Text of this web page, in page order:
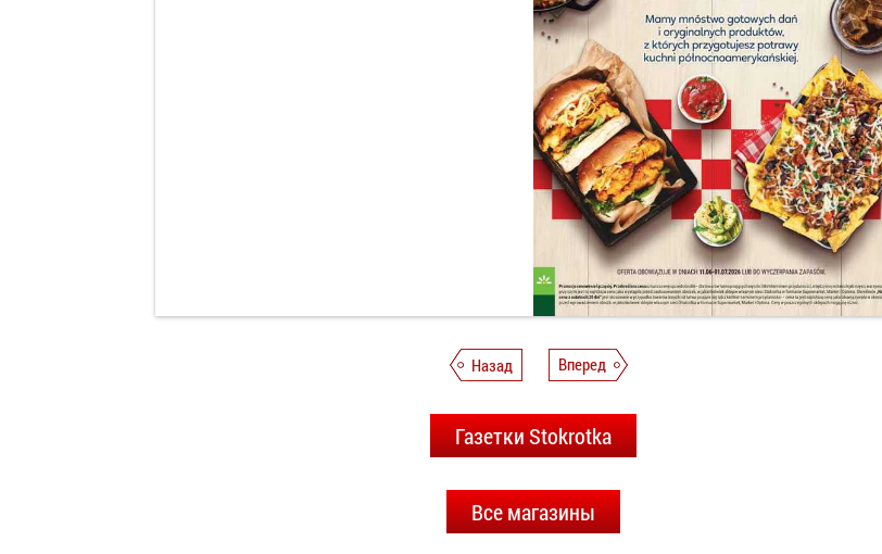
Назад Вперед
Газетки Stokrotka
Все магазины